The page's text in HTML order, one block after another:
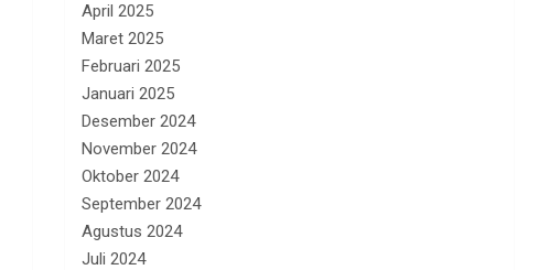
April 2025
Maret 2025
Februari 2025
Januari 2025
Desember 2024
November 2024
Oktober 2024
September 2024
Agustus 2024
Juli 2024